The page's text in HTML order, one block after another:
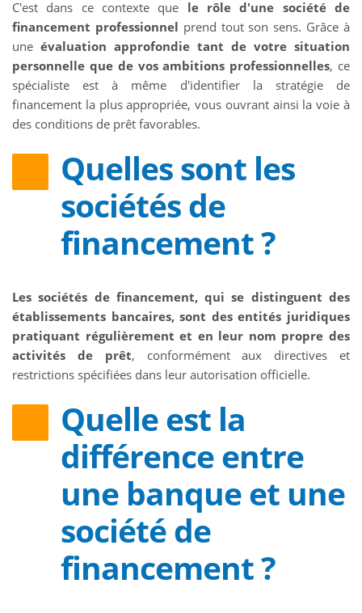
C'est dans ce contexte que le rôle d'une société de
financement professionnel prend tout son sens. Grâce à
une évaluation approfondie tant de votre situation
personnelle que de vos ambitions professionnelles, ce
spécialiste est à même d'identifier la stratégie de
financement la plus appropriée, vous ouvrant ainsi la voie à
des conditions de prêt favorables.
Quelles sont les
sociétés de
financement ?
Les sociétés de financement, qui se distinguent des
établissements bancaires, sont des entités juridiques
pratiquant régulièrement et en leur nom propre des
activités de prêt, conformément aux directives et
restrictions spécifiées dans leur autorisation officielle.
Quelle est la
différence entre
une banque et une
société de
financement ?